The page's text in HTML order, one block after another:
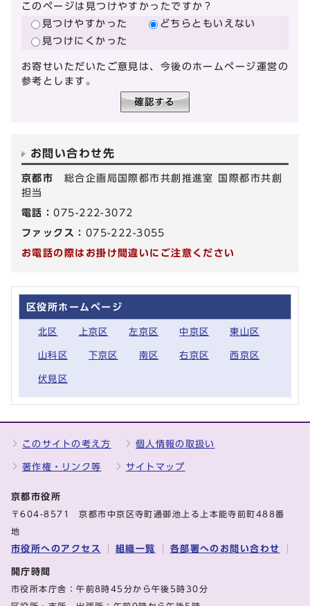
このページは見つけやすかったですか？
見つけやすかった
どちらともいえない
見つけにくかった
お寄せいただいたご意見は、今後のホームページ運営の
参考とします。
お問い合わせ先
京都市 総合企画局国際都市共創推進室 国際都市共創
担当
電話：075-222-3072
ファックス： 075-222-3055
お電話の際はお掛け間違いにご注意ください
区役所ホームページ
北区 上京区 左京区 中京区 東山区
山科区 下京区 南区 右京区 西京区
伏見区
このサイトの考え方 個人情報の取扱い
著作権・リンク等 サイトマップ
京都市役所
〒604-8571 京都市中京区寺町通御池上る上本能寺前町488番
地
市役所へのアクセス 組織一覧 各部署へのお問い合わせ
開庁時間
市役所本庁舎：午前8時45分から午後5時30分